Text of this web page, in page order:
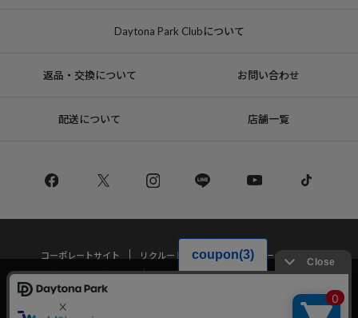
Daytona Park Clubについて
返品・交換について お問い合わせ
配送について 店舗一覧
コーポレートサイト リクルート
サステナブルマークについて
プライバシーポリシー
特定商取引法・古物営業法に基づく表記
当サイトでは利用体験の向上およびコンテンツの最適な提供、トラフィック
の分析を目的としてCookieを使用しています。